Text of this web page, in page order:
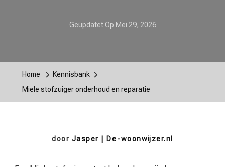
Geüpdatet Op Mei 29, 2026
Home
Kennisbank
Miele stofzuiger onderhoud en reparatie
door Jasper | De-woonwijzer.nl